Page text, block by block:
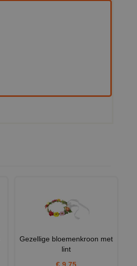
Gezellige bloemenkroon met
lint